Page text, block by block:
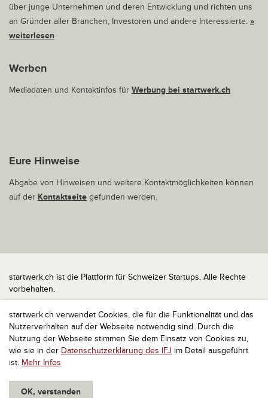
startwerk.ch verwendet Cookies, die für die Funktionalität und das
Nutzerverhalten auf der Webseite notwendig sind. Durch die
Nutzung der Webseite stimmen Sie dem Einsatz von Cookies zu,
wie sie in der Datenschutzerklärung des IFJ im Detail ausgeführt
ist. Mehr Infos
OK, verstanden
über junge Unternehmen und deren Entwicklung und richten uns
an Gründer aller Branchen, Investoren und andere Interessierte. »
weiterlesen
Werben
Mediadaten und Kontaktinfos für Werbung bei startwerk.ch
Eure Hinweise
Abgabe von Hinweisen und weitere Kontaktmöglichkeiten können
auf der Kontaktseite gefunden werden.
startwerk.ch ist die Plattform für Schweizer Startups. Alle Rechte
vorbehalten.
Impressum
Kontakt
nach oben